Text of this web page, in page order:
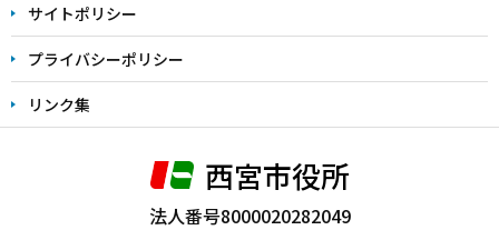
サイトポリシー
プライバシーポリシー
リンク集
西宮市役所
法人番号8000020282049